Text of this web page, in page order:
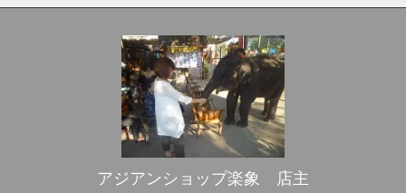
アジアンショップ楽象 店主